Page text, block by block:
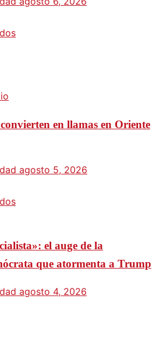
en llamas en Oriente
agosto 5, 2026
el auge de la
que atormenta a Trump
agosto 4, 2026